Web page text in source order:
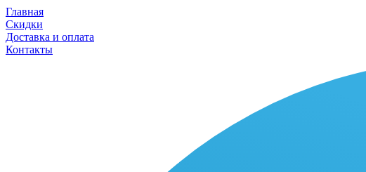
Главная
Скидки
Доставка и оплата
Контакты